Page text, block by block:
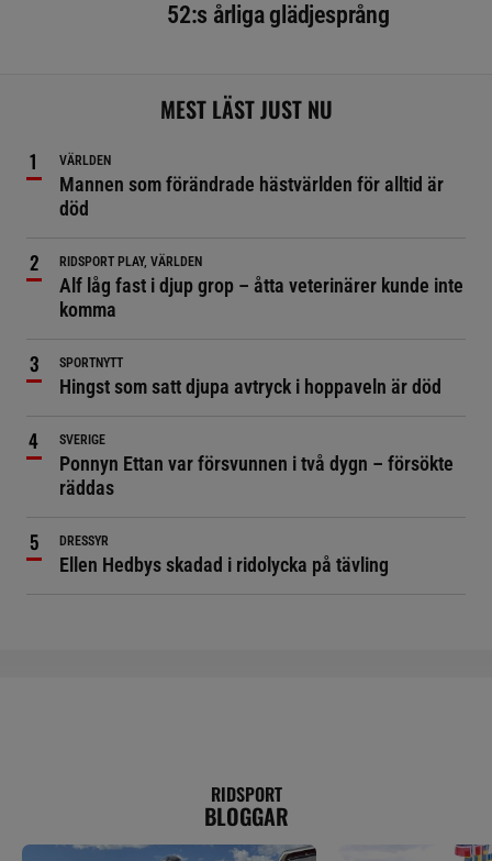
52:s årliga glädjesprång
MEST LÄST JUST NU
VÄRLDEN
Mannen som förändrade hästvärlden för alltid är
död
RIDSPORT PLAY, VÄRLDEN
Alf låg fast i djup grop – åtta veterinärer kunde inte
komma
SPORTNYTT
Hingst som satt djupa avtryck i hoppaveln är död
SVERIGE
Ponnyn Ettan var försvunnen i två dygn – försökte
räddas
DRESSYR
Ellen Hedbys skadad i ridolycka på tävling
RIDSPORT
BLOGGAR